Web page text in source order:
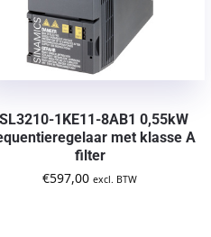
1KE11-8AB1 0,55kW
met klasse A
filter
€597,00 excl. BTW